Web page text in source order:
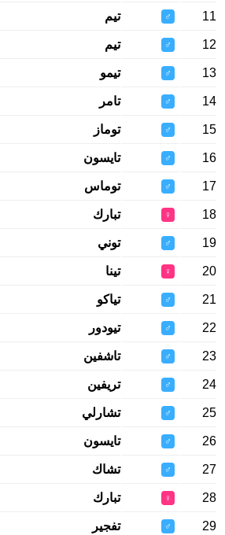
11
♂ تيم
12
♂ تيم
13
♂ تيمو
14
♂ تامر
15
♂ توماز
16
♂ تايسون
17
♂ توماس
18
♀ تبارك
19
♂ توني
20
♀ تينا
21
♂ تياكو
22
♂ تيودور
23
♂ تاشفين
24
♂ تريفين
25
♂ تشارلي
26
♂ تايسون
27
♂ تشاك
28
♀ تبارك
29
♂ تفجير